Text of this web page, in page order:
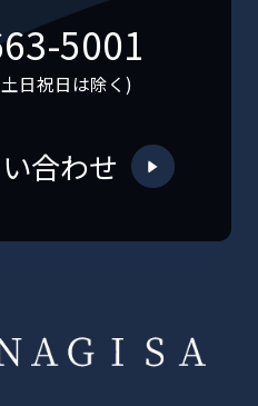
5001
日祝日は除く)
合わせ